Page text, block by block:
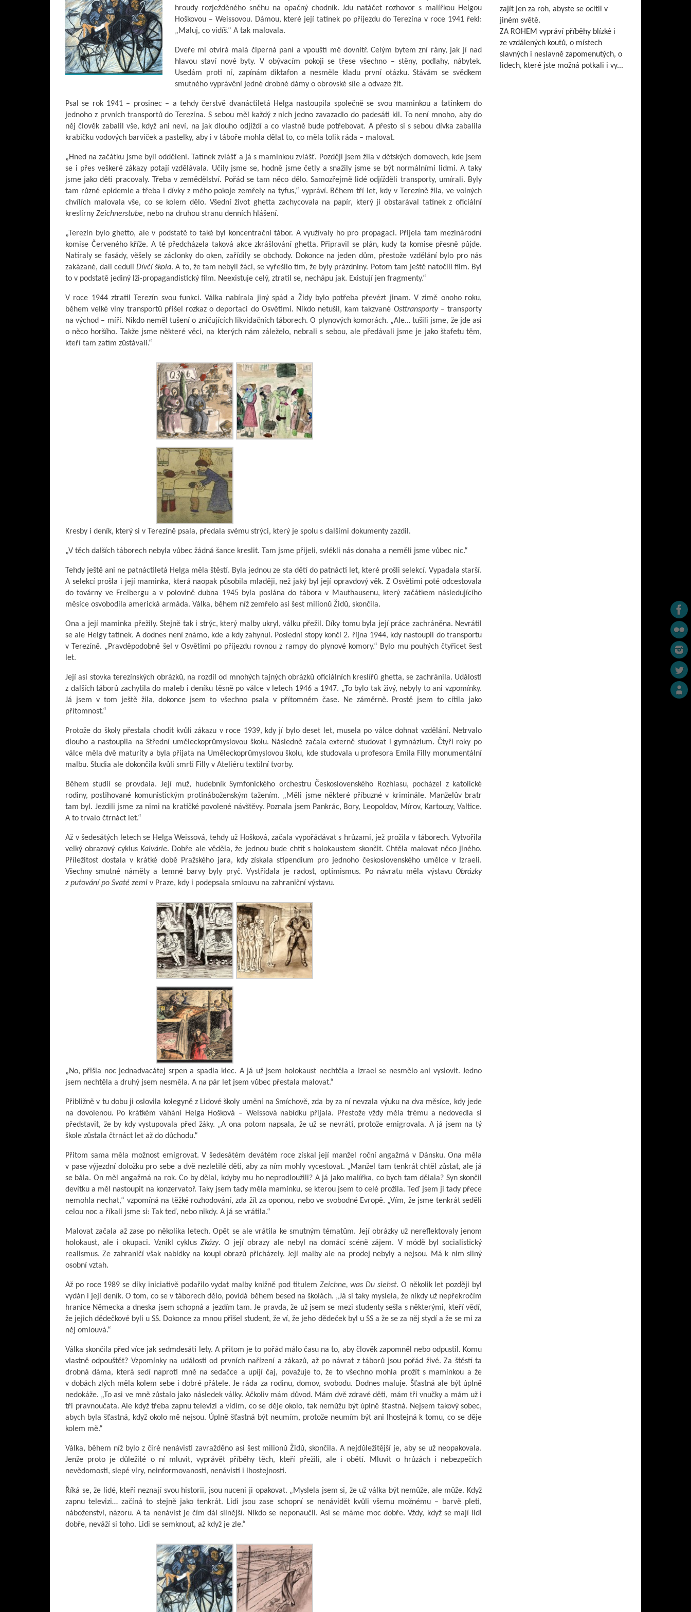
hroudy rozježděného sněhu na opačný chodník. Jdu natáčet rozhovor s malířkou Helgou
Hoškovou – Weissovou. Dámou, které její tatínek po příjezdu do Terezína v roce 1941 řekl:
„Maluj, co vidíš.“ A tak malovala.
Dveře mi otvírá malá čiperná paní a vpouští mě dovnitř. Celým bytem zní rány, jak jí nad
hlavou staví nové byty. V obývacím pokoji se třese všechno – stěny, podlahy, nábytek.
Usedám proti ní, zapínám diktafon a nesměle kladu první otázku. Stávám se svědkem
smutného vyprávění jedné drobné dámy o obrovské síle a odvaze žít.
Psal se rok 1941 – prosinec – a tehdy čerstvě dvanáctiletá Helga nastoupila společně se svou maminkou a tatínkem do
jednoho z prvních transportů do Terezína. S sebou měl každý z nich jedno zavazadlo do padesáti kil. To není mnoho, aby do
něj člověk zabalil vše, když ani neví, na jak dlouho odjíždí a co vlastně bude potřebovat. A přesto si s sebou dívka zabalila
krabičku vodových barviček a pastelky, aby i v táboře mohla dělat to, co měla tolik ráda – malovat.
„Hned na začátku jsme byli odděleni. Tatínek zvlášť a já s maminkou zvlášť. Později jsem žila v dětských domovech, kde jsem
se i přes veškeré zákazy potají vzdělávala. Učily jsme se, hodně jsme četly a snažily jsme se být normálními lidmi. A taky
jsme jako děti pracovaly. Třeba v zemědělství. Pořád se tam něco dělo. Samozřejmě lidé odjížděli transporty, umírali. Byly
tam různé epidemie a třeba i dívky z mého pokoje zemřely na tyfus,“ vypráví. Během tří let, kdy v Terezíně žila, ve volných
chvílích malovala vše, co se kolem dělo. Všední život ghetta zachycovala na papír, který ji obstarával tatínek z oficiální
kreslírny Zeichnerstube, nebo na druhou stranu denních hlášení.
„Terezín bylo ghetto, ale v podstatě to také byl koncentrační tábor. A využívaly ho pro propagaci. Přijela tam mezinárodní
komise Červeného kříže. A té předcházela taková akce zkrášlování ghetta. Připravil se plán, kudy ta komise přesně půjde.
Natíraly se fasády, věšely se záclonky do oken, zařídily se obchody. Dokonce na jeden dům, přestože vzdělání bylo pro nás
zakázané, dali ceduliDívčí škola. A to, že tam nebyli žáci, se vyřešilo tím, že byly prázdniny. Potom tam ještě natočili film. Byl
to v podstatě jediný lži-propagandistický film. Neexistuje celý, ztratil se, nechápu jak. Existují jen fragmenty.“
V roce 1944 ztratil Terezín svou funkci. Válka nabírala jiný spád a Židy bylo potřeba převézt jinam. V zimě onoho roku,
během velké vlny transportů přišel rozkaz o deportaci do Osvětimi. Nikdo netušil, kam takzvané Osttransporty– transporty
na východ – míří. Nikdo neměl tušení o zničujících likvidačních táborech. O plynových komorách. „Ale… tušili jsme, že jde asi
o něco horšího. Takže jsme některé věci, na kterých nám záleželo, nebrali s sebou, ale předávali jsme je jako štafetu těm,
kteří tam zatím zůstávali.“
Kresby i deník, který si v Terezíně psala, předala svému strýci, který je spolu s dalšími dokumenty zazdil.
„V těch dalších táborech nebyla vůbec žádná šance kreslit. Tam jsme přijeli, svlékli nás donaha a neměli jsme vůbec nic.“
Tehdy ještě ani ne patnáctiletá Helga měla štěstí. Byla jednou ze sta dětí do patnácti let, které prošli selekcí. Vypadala starší.
A selekcí prošla i její maminka, která naopak působila mlaději, než jaký byl její opravdový věk. Z Osvětimi poté odcestovala
do továrny ve Freibergu a v polovině dubna 1945 byla poslána do tábora v Mauthausenu, který začátkem následujícího
měsíce osvobodila americká armáda. Válka, během níž zemřelo asi šest milionů Židů, skončila.
Ona a její maminka přežily. Stejně tak i strýc, který malby ukryl, válku přežil. Díky tomu byla její práce zachráněna. Nevrátil
se ale Helgy tatínek. A dodnes není známo, kde a kdy zahynul. Poslední stopy končí 2. října 1944, kdy nastoupil do transportu
v Terezíně. „Pravděpodobně šel v Osvětimi po příjezdu rovnou z rampy do plynové komory.“ Bylo mu pouhých čtyřicet šest
let.
Její asi stovka terezínských obrázků, na rozdíl od mnohých tajných obrázků oficiálních kreslířů ghetta, se zachránila. Události
z dalších táborů zachytila do maleb i deníku těsně po válce v letech 1946 a 1947. „To bylo tak živý, nebyly to ani vzpomínky.
Já jsem v tom ještě žila, dokonce jsem to všechno psala v přítomném čase. Ne záměrně. Prostě jsem to cítila jako
přítomnost.“
Protože do školy přestala chodit kvůli zákazu v roce 1939, kdy jí bylo deset let, musela po válce dohnat vzdělání. Netrvalo
dlouho a nastoupila na Střední uměleckoprůmyslovou školu. Následně začala externě studovat i gymnázium. Čtyři roky po
válce měla dvě maturity a byla přijata na Uměleckoprůmyslovou školu, kde studovala u profesora Emila Filly monumentální
malbu. Studia ale dokončila kvůli smrti Filly v Ateliéru textilní tvorby.
Během studií se provdala. Její muž, hudebník Symfonického orchestru Československého Rozhlasu, pocházel z katolické
rodiny, postihované komunistickým protináboženským tažením. „Měli jsme některé příbuzné v kriminále. Manželův bratr
tam byl. Jezdili jsme za nimi na kratičké povolené návštěvy. Poznala jsem Pankrác, Bory, Leopoldov, Mírov, Kartouzy, Valtice.
A to trvalo čtrnáct let.“
Až v šedesátých letech se Helga Weissová, tehdy už Hošková, začala vypořádávat s hrůzami, jež prožila v táborech. Vytvořila
velký obrazový cyklusKalvárie. Dobře ale věděla, že jednou bude chtít s holokaustem skončit. Chtěla malovat něco jiného.
Příležitost dostala v krátké době Pražského jara, kdy získala stipendium pro jednoho československého umělce v Izraeli.
Všechny smutné náměty a temné barvy byly pryč. Vystřídala je radost, optimismus. Po návratu měla výstavu Obrázky
z putování po Svaté zemi v Praze, kdy i podepsala smlouvu na zahraniční výstavu.
„No, přišla noc jednadvacátej srpen a spadla klec. A já už jsem holokaust nechtěla a Izrael se nesmělo ani vyslovit. Jedno
jsem nechtěla a druhý jsem nesměla. A na pár let jsem vůbec přestala malovat.“
Přibližně v tu dobu ji oslovila kolegyně z Lidové školy umění na Smíchově, zda by za ní nevzala výuku na dva měsíce, kdy jede
na dovolenou. Po krátkém váhání Helga Hošková – Weissová nabídku přijala. Přestože vždy měla trému a nedovedla si
představit, že by kdy vystupovala před žáky. „A ona potom napsala, že už se nevrátí, protože emigrovala. A já jsem na tý
škole zůstala čtrnáct let až do důchodu.“
Přitom sama měla možnost emigrovat. V šedesátém devátém roce získal její manžel roční angažmá v Dánsku. Ona měla
v pase výjezdní doložku pro sebe a dvě nezletilé děti, aby za ním mohly vycestovat. „Manžel tam tenkrát chtěl zůstat, ale já
se bála. On měl angažmá na rok. Co by dělal, kdyby mu ho neprodloužili? A já jako malířka, co bych tam dělala? Syn skončil
devítku a měl nastoupit na konzervatoř. Taky jsem tady měla maminku, se kterou jsem to celé prožila. Teď jsem ji tady přece
nemohla nechat,“ vzpomíná na těžké rozhodování, zda žít za oponou, nebo ve svobodné Evropě. „Vím, že jsme tenkrát seděli
celou noc a říkali jsme si: Tak teď, nebo nikdy. A já se vrátila.“
Malovat začala až zase po několika letech. Opět se ale vrátila ke smutným tématům. Její obrázky už nereflektovaly jenom
holokaust, ale i okupaci. Vznikl cyklus Zkázy. O její obrazy ale nebyl na domácí scéně zájem. V módě byl socialistický
realismus. Ze zahraničí však nabídky na koupi obrazů přicházely. Její malby ale na prodej nebyly a nejsou. Má k nim silný
osobní vztah.
Až po roce 1989 se díky iniciativě podařilo vydat malby knižně pod titulem Zeichne, was Du siehst. O několik let později byl
vydán i její deník. O tom, co se v táborech dělo, povídá během besed na školách. „Já si taky myslela, že nikdy už nepřekročím
hranice Německa a dneska jsem schopná a jezdím tam. Je pravda, že už jsem se mezi studenty sešla s některými, kteří vědí,
že jejich dědečkové byli u SS. Dokonce za mnou přišel student, že ví, že jeho dědeček byl u SS a že se za něj stydí a že se mi za
něj omlouvá.“
Válka skončila před více jak sedmdesáti lety. A přitom je to pořád málo času na to, aby člověk zapomněl nebo odpustil. Komu
vlastně odpouštět? Vzpomínky na události od prvních nařízení a zákazů, až po návrat z táborů jsou pořád živé. Za štěstí ta
drobná dáma, která sedí naproti mně na sedačce a upíjí čaj, považuje to, že to všechno mohla prožít s maminkou a že
v dobách zlých měla kolem sebe i dobré přátele. Je ráda za rodinu, domov, svobodu. Dodnes maluje. Šťastná ale být úplně
nedokáže. „To asi ve mně zůstalo jako následek války. Ačkoliv mám důvod. Mám dvě zdravé děti, mám tři vnučky a mám už i
tři pravnoučata. Ale když třeba zapnu televizi a vidím, co se děje okolo, tak nemůžu být úplně šťastná. Nejsem takový sobec,
abych byla šťastná, když okolo mě nejsou. Úplně šťastná být neumím, protože neumím být ani lhostejná k tomu, co se děje
kolem mě.“
Válka, během níž bylo z čiré nenávisti zavražděno asi šest milionů Židů, skončila. A nejdůležitější je, aby se už neopakovala.
Jenže proto je důležité o ní mluvit, vyprávět příběhy těch, kteří přežili, ale i obětí. Mluvit o hrůzách i nebezpečích
nevědomosti, slepé víry, neinformovanosti, nenávisti i lhostejnosti.
Říká se, že lidé, kteří neznají svou historii, jsou nuceni ji opakovat. „Myslela jsem si, že už válka být nemůže, ale může. Když
zapnu televizi… začíná to stejně jako tenkrát. Lidi jsou zase schopní se nenávidět kvůli všemu možnému – barvě pleti,
náboženství, názoru. A ta nenávist je čím dál silnější. Nikdo se neponaučil. Asi se máme moc dobře. Vždy, když se mají lidi
dobře, neváží si toho. Lidi se semknout, až když je zle.“
zajít jen za roh, abyste se ocitli v
jiném světě.
ZA ROHEM vypráví příběhy blízké i
ze vzdálených koutů, o místech
slavných i neslavně zapomenutých, o
lidech, které jste možná potkali i vy...